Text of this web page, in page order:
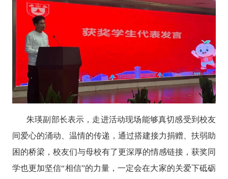
朱瑛副部长表示 ，走进活动现场能够真切感受到校友
间爱心的涌动、温情的传递，通过搭建接力捐赠、扶弱助
困的桥梁，校友们与母校有了更深厚的情感链接，获奖同
学也更加坚信“相信”的力量，一定会在大家的关爱下砥砺